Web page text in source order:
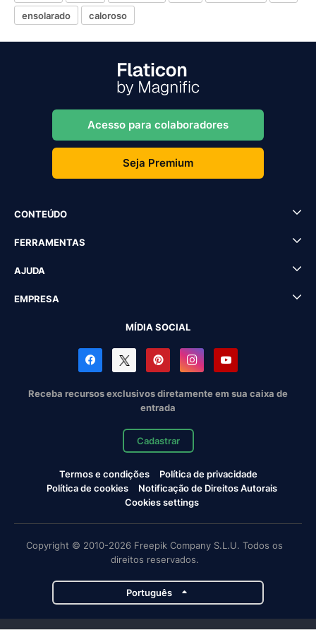
ensolarado
caloroso
Acesso para colaboradores
Seja Premium
CONTEÚDO
FERRAMENTAS
AJUDA
EMPRESA
MÍDIA SOCIAL
Receba recursos exclusivos diretamente em sua caixa de
entrada
Cadastrar
Termos e condições
Política de privacidade
Política de cookies
Notificação de Direitos Autorais
Cookies settings
Copyright © 2010-2026 Freepik Company S.L.U. Todos os
direitos reservados.
Português